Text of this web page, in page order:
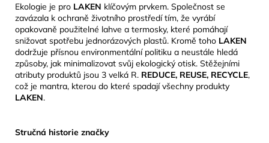
Ekologie je pro LAKEN klíčovým prvkem. Společnost se
zavázala k ochraně životního prostředí tím, že vyrábí
opakovaně použitelné lahve a termosky, které pomáhají
snižovat spotřebu jednorázových plastů. Kromě toho LAKEN
dodržuje přísnou environmentální politiku a neustále hledá
způsoby, jak minimalizovat svůj ekologický otisk. ​Stěžejními
atributy produktů jsou 3 velká R. REDUCE, REUSE, RECYCLE,
což je mantra, kterou do které spadají všechny produkty
LAKEN.
Stručná historie značky